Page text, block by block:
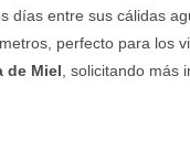
días entre sus cálidas
perfecto para los
de Miel , solicitando más